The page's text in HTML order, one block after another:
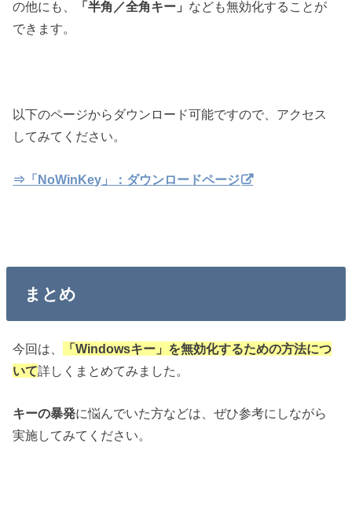
の他にも、 「半角／全角キー」 なども無効化することが
できます。
以下のページからダウンロード可能ですので、アクセス
してみてください。
⇒「NoWinKey」：ダウンロードページ
まとめ
今回は、
「Windowsキー」を無効化するための方法につ
いて詳しくまとめてみました。
キーの暴発に悩んでいた方などは、ぜひ参考にしながら
実施してみてください。